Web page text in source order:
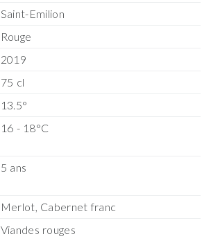
Saint-Emilion
Rouge
2019
75 cl
13.5°
16 - 18°C
5 ans
Merlot, Cabernet franc
Viandes rouges